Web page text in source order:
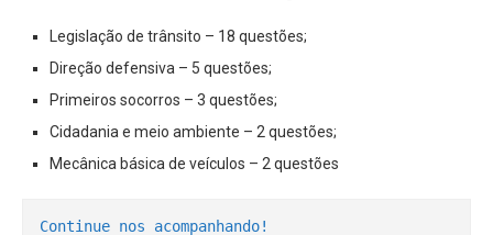
Legislação de trânsito – 18 questões;
Direção defensiva – 5 questões;
Primeiros socorros – 3 questões;
Cidadania e meio ambiente – 2 questões;
Mecânica básica de veículos – 2 questões
Continue nos acompanhando!